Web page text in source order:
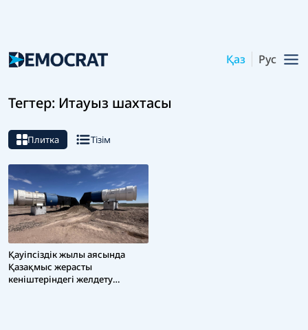
Қаз Рус
Тегтер: Итауыз шахтасы
Плитка Тізім
Қауіпсіздік жылы аясында
Қазақмыс жерасты
кеніштеріндегі желдету